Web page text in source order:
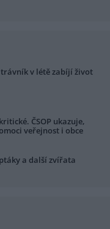
v létě zabíjí život
ČSOP ukazuje,
veřejnost i obce
a další zvířata